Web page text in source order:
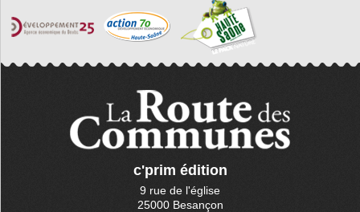
c'prim édition
9 rue de l'église
25000 Besançon